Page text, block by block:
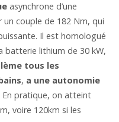
asynchrone d’une
couple de 182 Nm, qui
Il est homologué
batterie lithium de 30 kW,
tous les
, a une autonomie
En pratique, on atteint
voire 120km si les